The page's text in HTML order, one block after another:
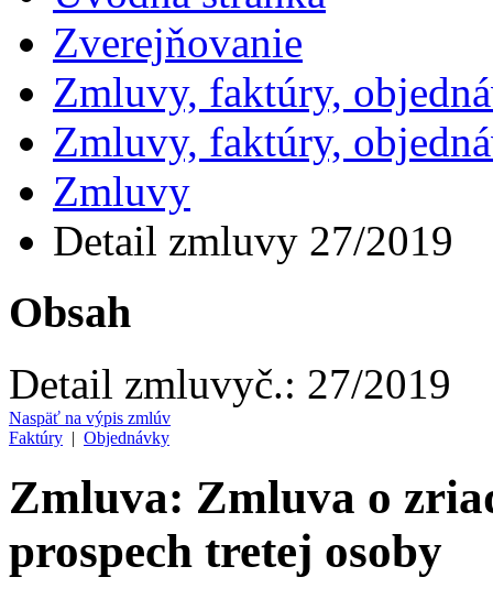
Zverejňovanie
Zmluvy, faktúry,
Zmluvy, faktúry,
Zmluvy
Detail zmluvy 27/2019
Obsah
Detail zmluvyč.: 27/2019
Naspäť na výpis zmlúv
Faktúry | Objednávky
Zmluva: Zmluva o
prospech tretej osoby